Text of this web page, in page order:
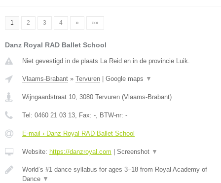
1 2 3 4 » »»
Danz Royal RAD Ballet School
Niet gevestigd in de plaats La Reid en in de provincie Luik.
Vlaams-Brabant » Tervuren Google maps ▼
Wijngaardstraat 10, 3080 Tervuren (Vlaams-Brabant)
Tel: 0460 21 03 13, Fax: -, BTW-nr: -
E-mail › Danz Royal RAD Ballet School
Website: https://danzroyal.com Screenshot ▼
World’s #1 dance syllabus for ages 3–18 from Royal Academy of
Dance ▼